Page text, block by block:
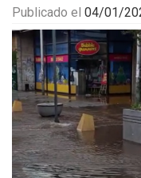
Publicado el 04/01/